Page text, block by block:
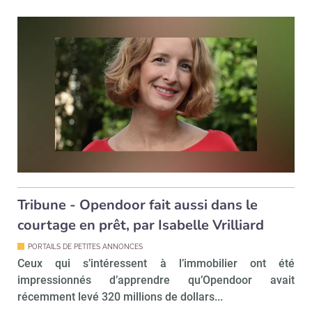
Tribune - Opendoor fait aussi dans le
courtage en prêt, par Isabelle Vrilliard
PORTAILS DE PETITES ANNONCES
Ceux qui s’intéressent à l’immobilier ont été
impressionnés d’apprendre qu’Opendoor avait
récemment levé 320 millions de dollars...